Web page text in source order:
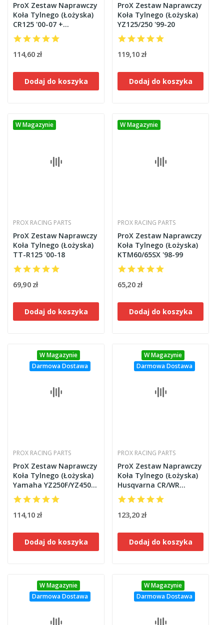
ProX Zestaw Naprawczy
Koła Tylnego (Łożyska)
CR125 '00-07 +
CRF250R/450R'02-20
114,60 zł
Dodaj do koszyka
ProX Zestaw Naprawczy
Koła Tylnego (Łożyska)
YZ125/250 '99-20
119,10 zł
Dodaj do koszyka
W Magazynie
PROX RACING PARTS
ProX Zestaw Naprawczy
Koła Tylnego (Łożyska)
TT-R125 '00-18
69,90 zł
Dodaj do koszyka
W Magazynie
PROX RACING PARTS
ProX Zestaw Naprawczy
Koła Tylnego (Łożyska)
KTM60/65SX '98-99
65,20 zł
Dodaj do koszyka
W Magazynie
Darmowa Dostawa
PROX RACING PARTS
ProX Zestaw Naprawczy
Koła Tylnego (Łożyska)
Yamaha YZ250F/YZ450F
'09-20
114,10 zł
Dodaj do koszyka
W Magazynie
Darmowa Dostawa
PROX RACING PARTS
ProX Zestaw Naprawczy
Koła Tylnego (Łożyska)
Husqvarna CR/WR
125/250/360 '00-
123,20 zł
Dodaj do koszyka
W Magazynie
Darmowa Dostawa
W Magazynie
Darmowa Dostawa